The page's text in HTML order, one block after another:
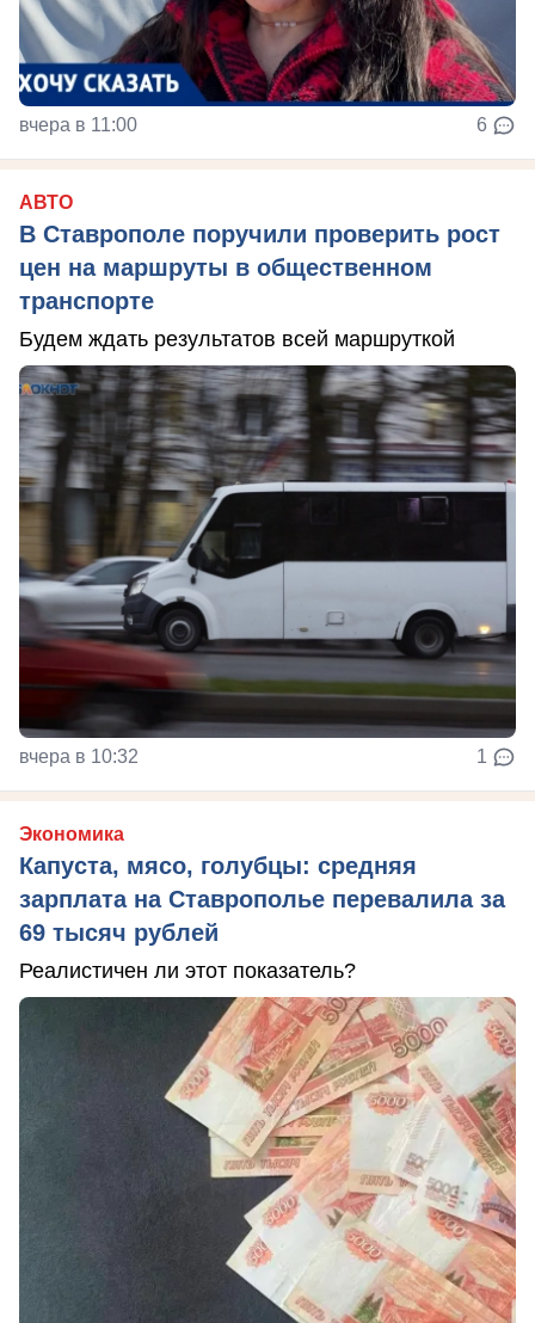
вчера в 11:00 6
АВТО
В Ставрополе поручили проверить рост
цен на маршруты в общественном
транспорте
Будем ждать результатов всей маршруткой
вчера в 10:32 1
Экономика
Капуста, мясо, голубцы: средняя
зарплата на Ставрополье перевалила за
69 тысяч рублей
Реалистичен ли этот показатель?